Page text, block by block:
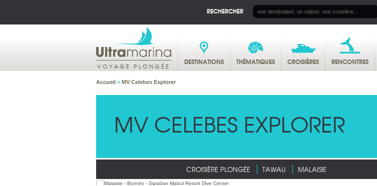
RECHERCHER
VOYAGE PLONGÉE DESTINATIONS THÉMATIQUES CROISIÈRES RENCONTRES
Accueil > MV Celebes Explorer
MV CELEBES EXPLORER
CROISIÈRE PLONGÉE TAWAU MALAISIE